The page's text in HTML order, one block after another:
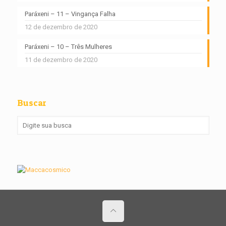
Paráxeni – 11 – Vingança Falha
12 de dezembro de 2020
Paráxeni – 10 – Três Mulheres
11 de dezembro de 2020
Buscar